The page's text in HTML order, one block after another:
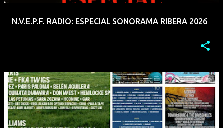
N.V.E.P.F. RADIO: ESPECIAL SONORAMA RIBERA 2026